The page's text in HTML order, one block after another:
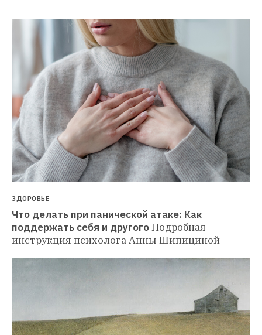
ЗДОРОВЬЕ
Что делать при панической атаке: Как
поддержать себя и другогоПодробная
инструкция психолога Анны Шипициной